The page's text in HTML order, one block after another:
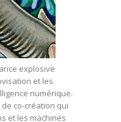
explosive
et les
numérique.
co-création qui
et les machines